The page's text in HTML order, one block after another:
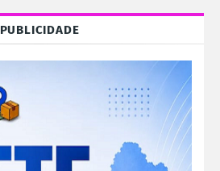
PUBLICIDADE